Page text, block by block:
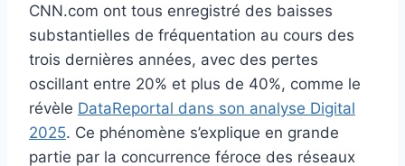
CNN.com ont tous enregistré des baisses
substantielles de fréquentation au cours des
trois dernières années, avec des pertes
oscillant entre 20% et plus de 40%, comme le
révèle DataReportal dans son analyse Digital
2025. Ce phénomène s’explique en grande
partie par la concurrence féroce des réseaux